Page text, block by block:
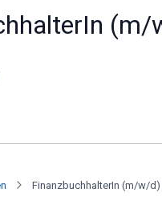
FinanzbuchhalterIn (m/w/d)